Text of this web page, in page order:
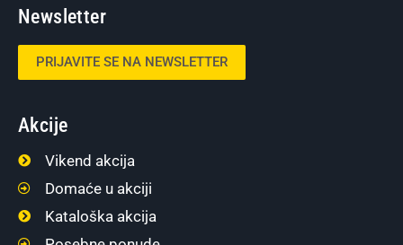
Newsletter
PRIJAVITE SE NA NEWSLETTER
Akcije
Vikend akcija
Domaće u akciji
Kataloška akcija